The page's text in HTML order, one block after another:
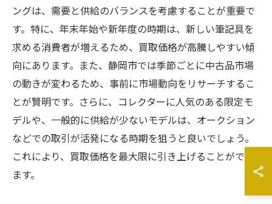
ングは、需要と供給のバランスを考慮することが重要で
す。特に、年末年始や新年度の時期は、新しい筆記具を
求める消費者が増えるため、買取価格が高騰しやすい傾
向にあります。また、静岡市では季節ごとに中古品市場
の動きが変わるため、事前に市場動向をリサーチするこ
とが賢明です。さらに、コレクターに人気のある限定モ
デルや、一般的に供給が少ないモデルは、オークション
などでの取引が活発になる時期を狙うと良いでしょう。
これにより、買取価格を最大限に引き上げることができ
ます。